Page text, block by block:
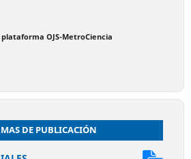
OJS-MetroCiencia
DE PUBLICACIÓN